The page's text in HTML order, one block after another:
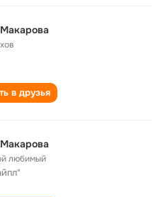
в друзья
любимый